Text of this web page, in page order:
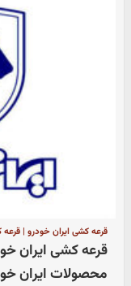
قرعه کشی ایران خودرو | قرعه کشی ایران خودرو
قرعه کشی ایران
محصولات ایران